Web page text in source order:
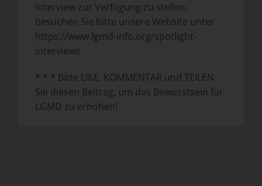
Interview zur Verfügung zu stellen,
besuchen Sie bitte unsere Website unter
https://www.lgmd-info.org/spotlight-
interviews
* * * Bitte LIKE, KOMMENTAR und TEILEN
Sie diesen Beitrag, um das Bewusstsein für
LGMD zu erhöhen!